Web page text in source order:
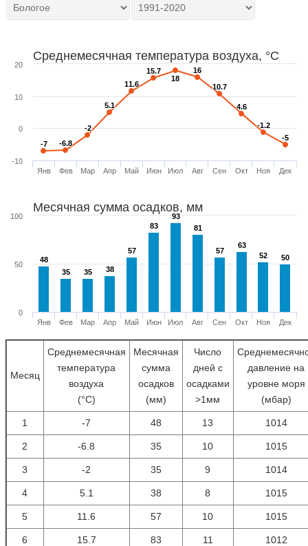
Среднемесячная температура воздуха, °C
-7
-7 -6.8
-6.8
-2
-2
5.1
5.1
11.6
11.6
15.7
15.7
18
18
16
16
10.7
10.7
4.6
4.6
-1.2
-1.2
-5
-5
Янв Фев Мар Апр Май Июн Июл Авг Сен Окт Ноя Дек
-10
0
10
20
Месячная сумма осадков, мм
48
48
35
35 35
35 38
38
57
57
83
83
93
93
81
81
57
57
63
63
52
52 50
50
Янв Фев Мар Апр Май Июн Июл Авг Сен Окт Ноя Дек
0
50
100
Месяц
Среднемесячная
температура
воздуха
(°С)
Месячная
сумма
осадков
(мм)
Число
дней с
осадками
>1мм
давление на
уровне моря
(мбар)
1 -7 48 13 1014
2 -6.8 35 10 1015
3 -2 35 9 1014
4 5.1 38 8 1015
5 11.6 57 10 1015
6 15.7 83 11 1012